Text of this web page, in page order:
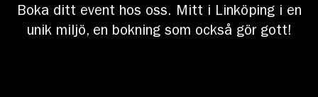
Boka ditt event hos oss. Mitt i Linköping i en
unik miljö, en bokning som också gör gott!